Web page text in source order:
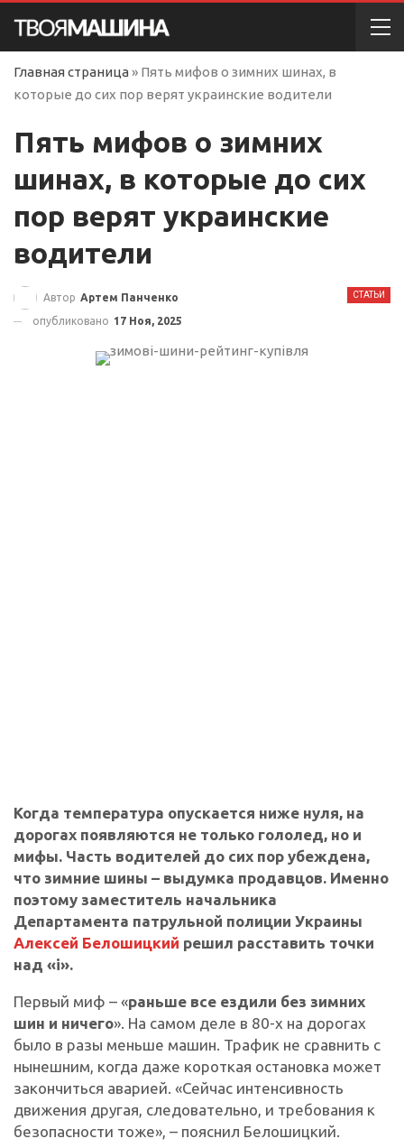
Главная страница » Пять мифов о зимних шинах, в
которые до сих пор верят украинские водители
Пять мифов о зимних
шинах, в которые до сих
пор верят украинские
водители
СТАТЬИ
Автор Артем Панченко
опубликовано 17 Ноя, 2025
Когда температура опускается ниже нуля, на
дорогах появляются не только гололед, но и
мифы. Часть водителей до сих пор убеждена,
что зимние шины – выдумка продавцов. Именно
поэтому заместитель начальника
Департамента патрульной полиции Украины
Алексей Белошицкий решил расставить точки
над «і».
Первый миф – «раньше все ездили без зимних
шин и ничего». На самом деле в 80-х на дорогах
было в разы меньше машин. Трафик не сравнить с
нынешним, когда даже короткая остановка может
закончиться аварией. «Сейчас интенсивность
движения другая, следовательно, и требования к
безопасности тоже», – пояснил Белошицкий.